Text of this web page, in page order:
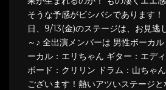
そうな予感がビシバシであります
日、9/13(金)のステージは、お見逃
～♪ 全出演メンバーは 男性ボーカ
ーカル：エリちゃん ギター：エデ
ボード：クリリン ドラム：山ちゃ
ございます！熱いアツいステージ